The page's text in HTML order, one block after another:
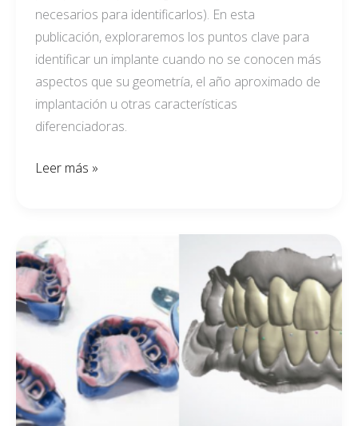
necesarios para identificarlos). En esta
publicación, exploraremos los puntos clave para
identificar un implante cuando no se conocen más
aspectos que su geometría, el año aproximado de
implantación u otras características
diferenciadoras.
Leer más »
FLUJO
DIGITAL
VS
TRADICIONAL